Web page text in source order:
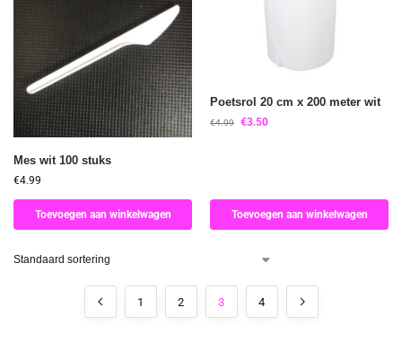
Mes wit 100 stuks
€4.99
Toevoegen aan winkelwagen
Poetsrol 20 cm x 200 meter wit
€4.99 €3.50
Toevoegen aan winkelwagen
1 2 3 4